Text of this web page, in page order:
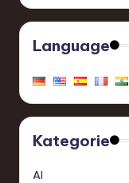
Language
Kategorie
AI